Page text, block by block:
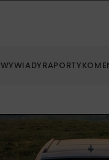
WYWIADYRAPORTY